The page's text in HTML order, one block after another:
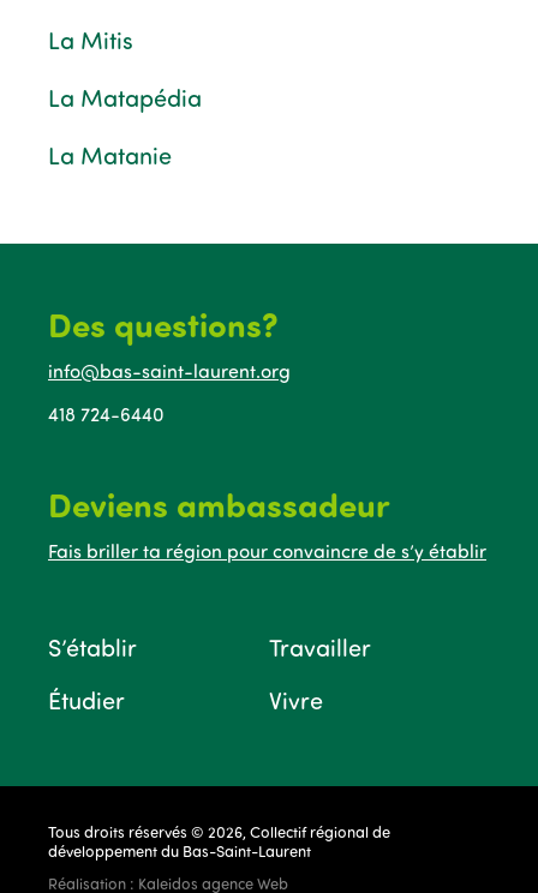
La Mitis
La Matapédia
La Matanie
Des questions?
info@bas-saint-laurent.org
418 724-6440
Deviens ambassadeur
Fais briller ta région pour convaincre de s’y établir
S’établir
Travailler
Étudier
Vivre
Tous droits réservés © 2026, Collectif régional de
développement du Bas-Saint-Laurent
Réalisation : Kaleidos agence Web